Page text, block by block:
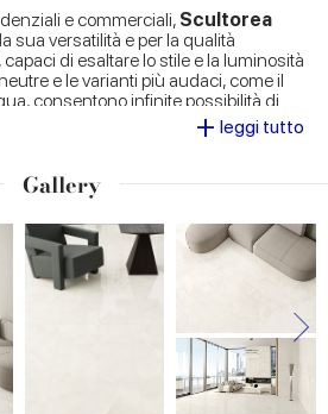
e commerciali, Scultorea
sua versatilità e per la qualità
di esaltare lo stile e la luminosità
e le varianti più audaci, come il
consentono infinite possibilità di
+ leggi tutto
Gallery